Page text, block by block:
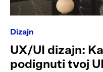
Dizajn
UX/UI dizajn:
podignuti tvoj